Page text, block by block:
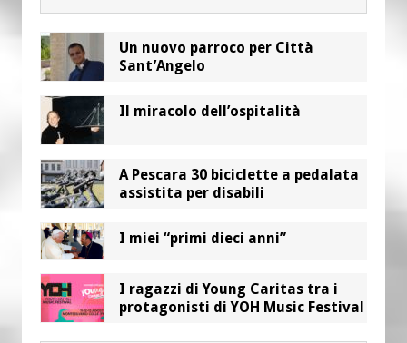
Un nuovo parroco per Città
Sant’Angelo
Il miracolo dell’ospitalità
A Pescara 30 biciclette a pedalata
assistita per disabili
I miei “primi dieci anni”
I ragazzi di Young Caritas tra i
protagonisti di YOH Music Festival